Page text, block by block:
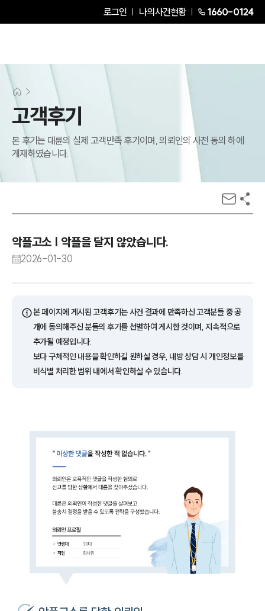
로그인 나의사건현황 1660-0124
고객후기
본 후기는 대륜의 실제 고객만족 후기이며, 의뢰인의 사전 동의 하에
게재하였습니다.
악플고소 | 악플을 달지 않았습니다.
2026-01-30
ⓘ본 페이지에 게시된 고객후기는 사건 결과에 만족하신 고객분들 중 공
개에 동의해주신 분들의 후기를 선별하여 게시한 것이며, 지속적으로
추가될 예정입니다.
보다 구체적인 내용을 확인하길 원하실 경우, 내방 상담 시 개인정보를
비식별 처리한 범위 내에서 확인하실 수 있습니다.